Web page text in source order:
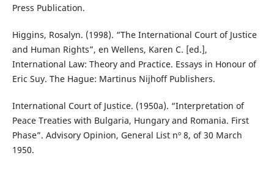
Press Publication.
Higgins, Rosalyn. (1998). “The International Court of Justice
and Human Rights”, en Wellens, Karen C. [ed.],
International Law: Theory and Practice. Essays in Honour of
Eric Suy. The Hague: Martinus Nijhoff Publishers.
International Court of Justice. (1950a). “Interpretation of
Peace Treaties with Bulgaria, Hungary and Romania. First
Phase”. Advisory Opinion, General List nº 8, of 30 March
1950.